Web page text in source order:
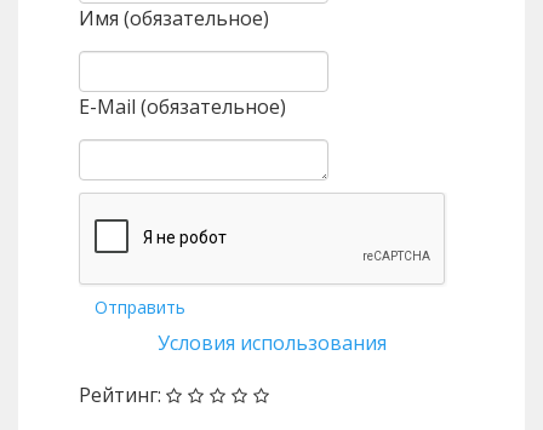
Имя (обязательное)
E-Mail (обязательное)
Отправить
Условия использования
Рейтинг: